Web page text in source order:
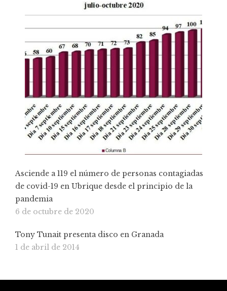
Asciende a 119 el número de personas contagiadas
de covid-19 en Ubrique desde el principio de la
pandemia
6 de octubre de 2020
Tony Tunait presenta disco en Granada
1 de abril de 2014